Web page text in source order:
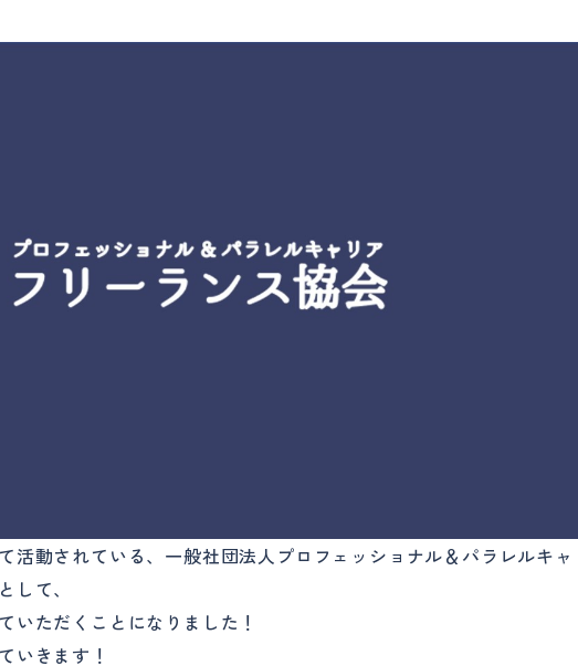
活動されている、一般社団法人プロフェッショナル＆パラレルキャ
て、
いただくことになりました！
いきます！